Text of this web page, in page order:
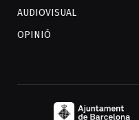
AUDIOVISUAL
OPINIÓ